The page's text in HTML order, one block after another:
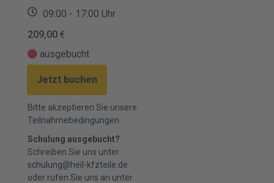
09:00 - 17:00 Uhr
209,00 €
ausgebucht
Jetzt buchen
Bitte akzeptieren Sie unsere
Teilnahmebedingungen.
Schulung ausgebucht?
Schreiben Sie uns unter
schulung@heil-kfzteile.de
oder rufen Sie uns an unter